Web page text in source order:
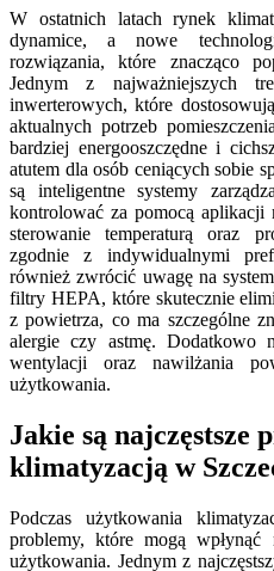
W ostatnich latach rynek
dynamice, a nowe
rozwiązania, które znacząco
Jednym z najważniejszych
inwerterowych, które
aktualnych potrzeb
bardziej energooszczędne i
atutem dla osób ceniących sobie
są inteligentne systemy
kontrolować za pomocą
sterowanie temperaturą oraz
zgodnie z indywidualnymi
również zwrócić uwagę na
filtry HEPA, które skutecznie
z powietrza, co ma szczególne
alergie czy astmę. Dodatkowo
wentylacji oraz nawilżania
użytkowania.
Jakie są najczęstsze
klimatyzacją w
Podczas użytkowania
problemy, które mogą
użytkowania. Jednym z